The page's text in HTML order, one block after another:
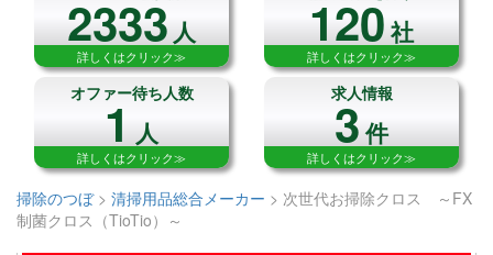
2333人
詳しくはクリック≫
120社
詳しくはクリック≫
オファー待ち人数
1人
詳しくはクリック≫
求人情報
3件
詳しくはクリック≫
掃除のつぼ> 清掃用品総合メーカー > 次世代お掃除クロス ～FX
制菌クロス（TioTio）～